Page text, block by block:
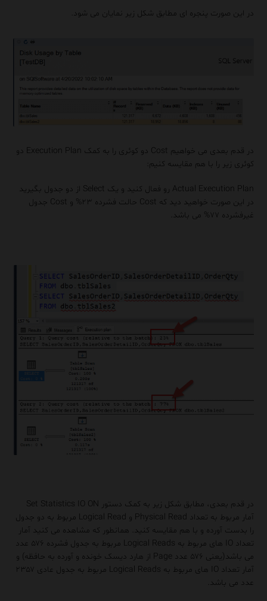
در این صورت پنجره ای مطابق شکل زیر نمایان می شود.
در قدم بعدی می خواهیم Cost دو کوئری را به کمک Execution Plan دو
کوئری زیر را با هم مقایسه کنیم:
Actual Execution Plan رو فعال کنید و یک Select از دو جدول بگیرید
در این صورت خواهید دید که Cost حالت فشرده ۲۳% و Cost جدول
غیرفشرده ۷۷% می باشد.
در قدم بعدی، مطابق شکل زیر به کمک دستور Set Statistics IO ON
آمار مربوط به تعداد Physical Read و Logical Read مربوط به دو جدول
را بدست آورده و با هم مقایسه کنید. همانطور که مشاهده می کنید آمار
تعداد IO های مربوط به Logical Reads مربوط به جدول فشرده ۵۷۶ عدد
می باشد(یعنی ۵۷۶ عدد Page از هارد دیسک خونده و آورده به حافظه) و
آمار تعداد IO های مربوط به Logical Reads مربوط به جدول عادی ۲۳۵۷
عدد می باشد.